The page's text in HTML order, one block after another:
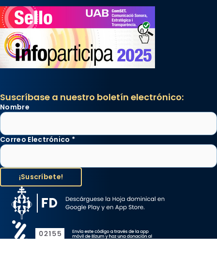
Suscríbase a nuestro boletín electrónico:
Nombre
Correo Electrónico *